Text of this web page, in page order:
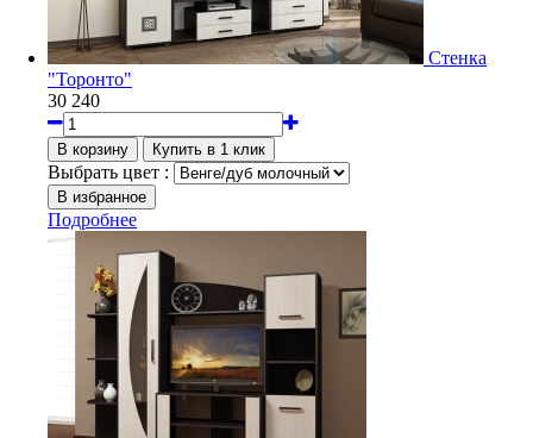
Стенка
"Торонто"
30 240
Выбрать цвет :
Подробнее